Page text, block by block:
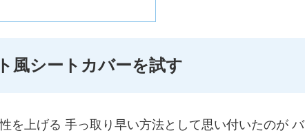
風シートカバーを試す
を上げる 手っ取り早い方法として思い付いたのが バ